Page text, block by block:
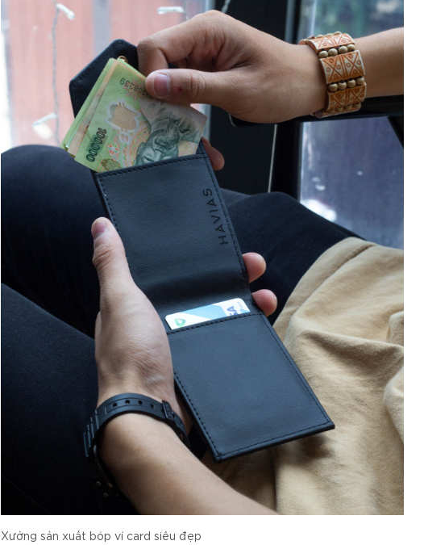
Xưởng sản xuất bóp ví card siêu đẹp